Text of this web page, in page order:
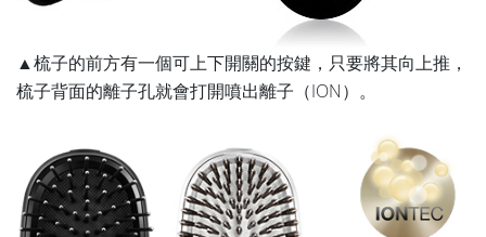
▲梳子的前方有一個可上下開關的按鍵，只要將其向上推，
梳子背面的離子孔就會打開噴出離子（ION）。